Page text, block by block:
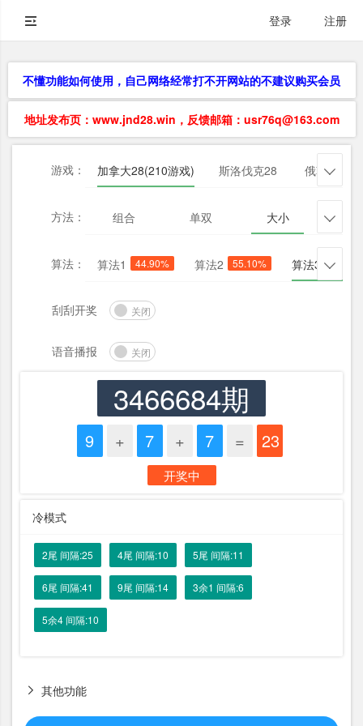
登录 注册
不懂功能如何使用，自己网络经常打不开网站的不建议购买会员
地址发布页：www.jnd28.win，反馈邮箱：usr76q@163.com
游戏： 加拿大28(210游戏) 斯洛伐克28 俄勒冈28

方法： 组合 单双 大小 
算法： 算法1 44.90% 算法2 55.10% 算法3 55.10%

刮刮开奖 关闭
语音播报 关闭
3466684期
9 + 7 + 7 = 23
开奖中
冷模式
2尾 间隔:25 4尾 间隔:10 5尾 间隔:11
6尾 间隔:41 9尾 间隔:14 3余1 间隔:6
5余4 间隔:10
其他功能
